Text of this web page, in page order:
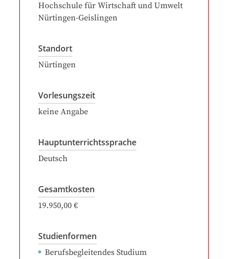
Hochschule für Wirtschaft und Umwelt
Nürtingen-Geislingen
Standort
Nürtingen
Vorlesungszeit
keine Angabe
Hauptunterrichtssprache
Deutsch
Gesamtkosten
19.950,00 €
Studienformen
Berufsbegleitendes Studium